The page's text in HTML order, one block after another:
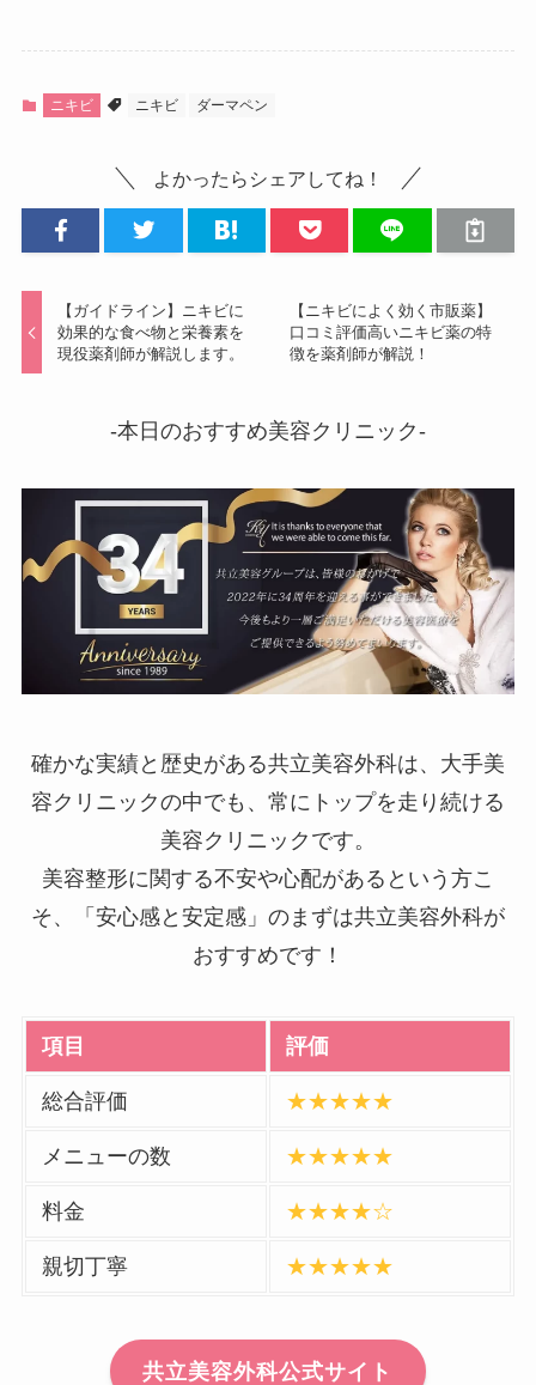
ニキビ ニキビ ダーマペン
よかったらシェアしてね！
【ガイドライン】ニキビに
効果的な食べ物と栄養素を
現役薬剤師が解説します。
【ニキビによく効く市販薬】
口コミ評価高いニキビ薬の特
徴を薬剤師が解説！
-本日のおすすめ美容クリニック-
確かな実績と歴史がある共立美容外科は、大手美
容クリニックの中でも、常にトップを走り続ける
美容クリニックです。
美容整形に関する不安や心配があるという方こ
そ、「安心感と安定感」のまずは共立美容外科が
おすすめです！
項目 評価
総合評価 ★★★★★
メニューの数 ★★★★★
料金 ★★★★☆
親切丁寧 ★★★★★
共立美容外科公式サイト